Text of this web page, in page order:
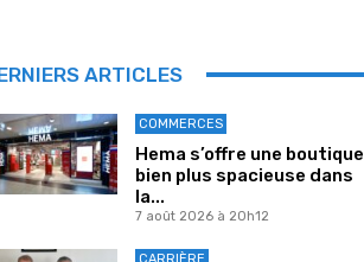
ARTICLES
COMMERCES
Hema s’offre une boutique
bien plus spacieuse dans
la...
7 août 2026 à 20h12
CARRIÈRE